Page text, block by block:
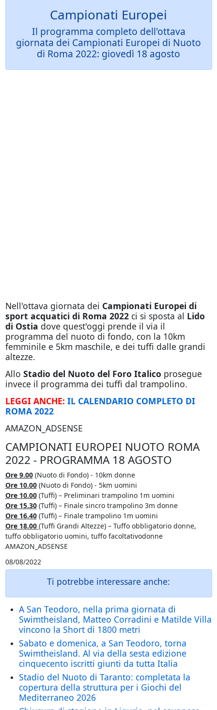
Campionati Europei
Il programma completo dell'ottava
giornata dei Campionati Europei di Nuoto
di Roma 2022: giovedì 18 agosto
Nell'ottava giornata dei Campionati Europei di
sport acquatici di Roma 2022ci si sposta al Lido
di Ostia dove quest'oggi prende il via il
programma del nuoto di fondo, con la 10km
femminile e 5km maschile, e dei tuffi dalle grandi
altezze.
Allo Stadio del Nuoto del Foro Italico prosegue
invece il programma dei tuffi dal trampolino.
LEGGI ANCHE: IL CALENDARIO COMPLETO DI
ROMA 2022
AMAZON_ADSENSE
CAMPIONATI EUROPEI NUOTO ROMA
2022 - PROGRAMMA 18 AGOSTO
Ore 9.00(Nuoto di Fondo) - 10km donne
Ore 10.00(Nuoto di Fondo) - 5km uomini
Ore 10.00(Tuffi) – Preliminari trampolino 1m uomini
Ore 15.30(Tuffi) – Finale sincro trampolino 3m donne
Ore 16.40(Tuffi) – Finale trampolino 1m uomini
Ore 18.00 (Tuffi Grandi Altezze) – Tuffo obbligatorio donne,
tuffo obbligatorio uomini, tuffo facoltativodonne
AMAZON_ADSENSE
08/08/2022
Ti potrebbe interessare anche:
A San Teodoro, nella prima giornata di
Swimtheisland, Matteo Corradini e Matilde Villa
vincono la Short di 1800 metri
Sabato e domenica, a San Teodoro, torna
Swimtheisland. Al via della sesta edizione
cinquecento iscritti giunti da tutta Italia
Stadio del Nuoto di Taranto: completata la
copertura della struttura per i Giochi del
Mediterraneo 2026